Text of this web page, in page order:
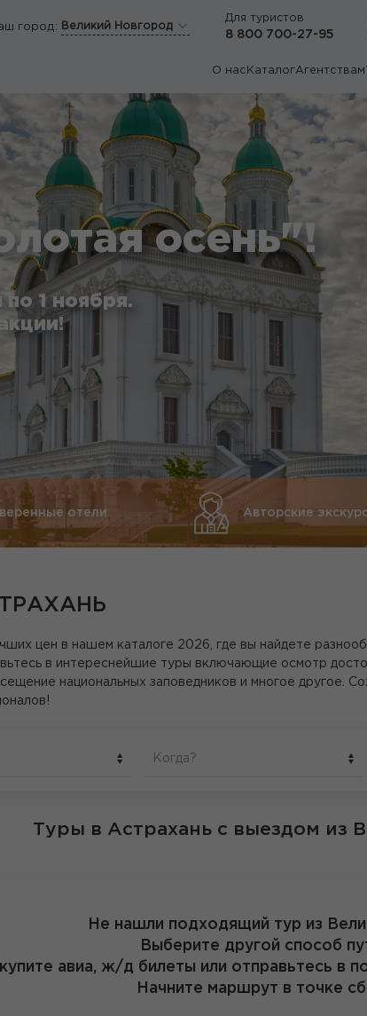
город: Великий Новгород
Для туристов
8 800 700-27-95
О нас КаталогАгентствам
осень"!
1 ноября.
отели Авторские
цен в нашем каталоге 2026, где вы найдете
в интереснейшие туры включающие осмотр
национальных заповедников и многое другое.
Когда?
Туры в Астраханьс выездом из
Не нашли подходящий тур из
Выберите другой способ
купите авиа, ж/д билеты или отправьтесь в
Начните маршрут в точке